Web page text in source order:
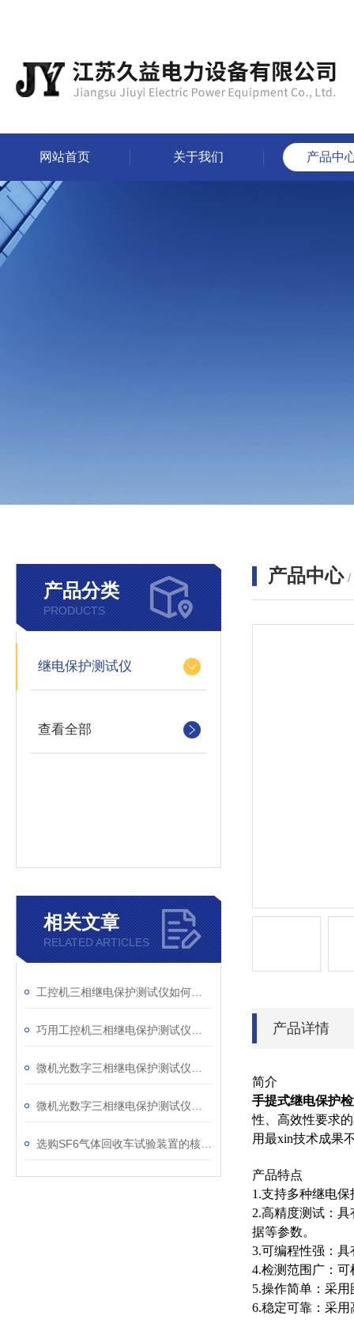
网站首页 关于我们 产品中
产品分类
PRODUCTS
继电保护测试仪
查看全部
相关文章
RELATED ARTICLES
产品中心 /
产品详情
简介
手提式继电保护
性、高效性要求
用最xin技术成果
产品特点
1.支持多种继电
2.高精度测试：
据等参数。
3.可编程性强：
4.检测范围广：
5.操作简单：采
6.稳定可靠：采